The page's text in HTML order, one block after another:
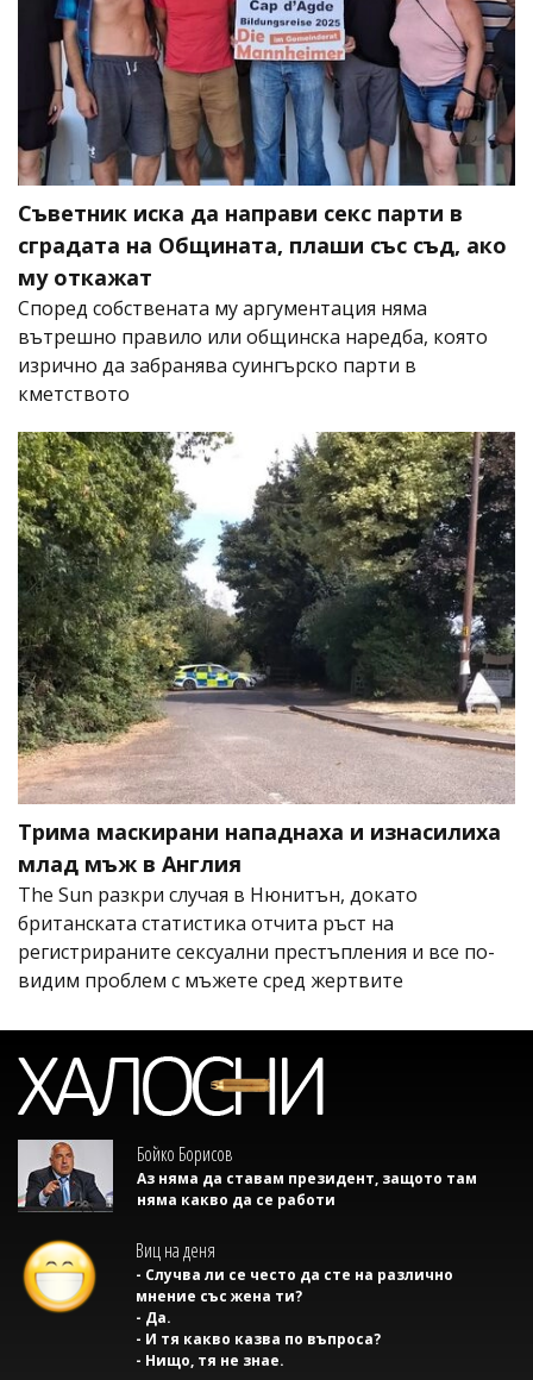
Съветник иска да направи секс парти в
сградата на Общината, плаши със съд, ако
му откажат
Според собствената му аргументация няма
вътрешно правило или общинска наредба, която
изрично да забранява суингърско парти в
кметството
Трима маскирани нападнаха и изнасилиха
млад мъж в Англия
The Sun разкри случая в Нюнитън, докато
британската статистика отчита ръст на
регистрираните сексуални престъпления и все по-
видим проблем с мъжете сред жертвите
Бойко Борисов
Аз няма да ставам президент, защото там
няма какво да се работи
Виц на деня
- Случва ли се често да сте на различно
мнение със жена ти?
- Да.
- И тя какво казва по въпроса?
- Нищо, тя не знае.